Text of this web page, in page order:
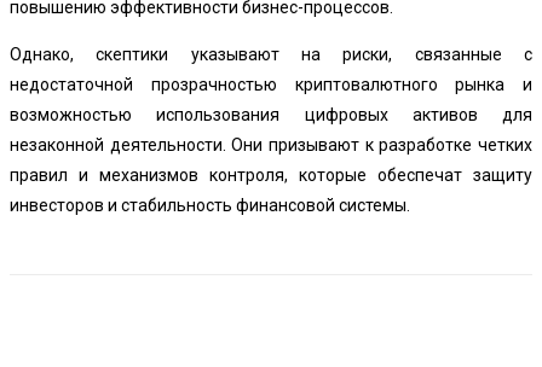
повышению эффективности бизнес-процессов.
Однако, скептики указывают на риски, связанные с
недостаточной прозрачностью криптовалютного рынка и
возможностью использования цифровых активов для
незаконной деятельности. Они призывают к разработке четких
правил и механизмов контроля, которые обеспечат защиту
инвесторов и стабильность финансовой системы.